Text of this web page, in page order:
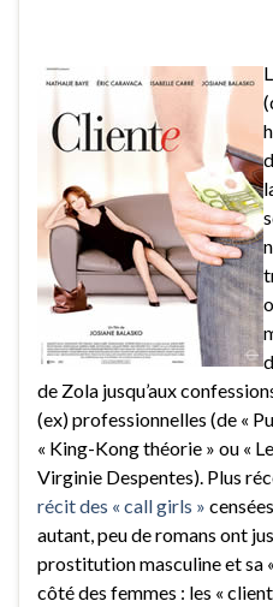
de Zola jusqu’aux
(ex) professionnelles (de «
« King-Kong théorie » ou «
Virginie Despentes). Plus
récit des « call girls »
autant, peu de romans ont
prostitution masculine et sa
côté des femmes : les «